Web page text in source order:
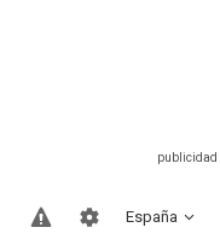
España